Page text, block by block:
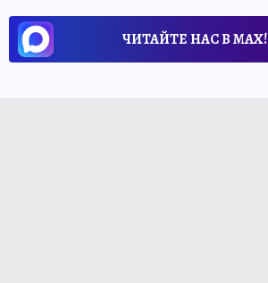
ЧИТАЙТЕ НАС В МАХ!